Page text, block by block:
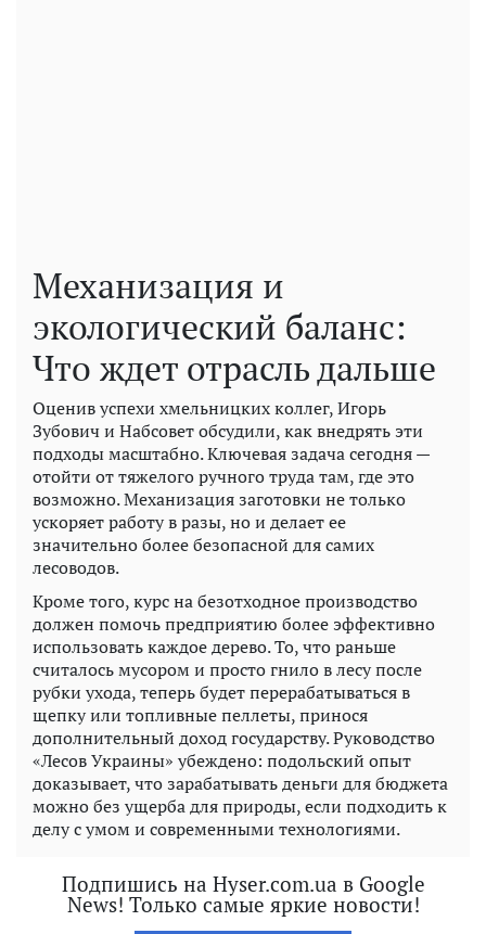
Механизация и
экологический баланс:
Что ждет отрасль дальше
Оценив успехи хмельницких коллег, Игорь
Зубович и Набсовет обсудили, как внедрять эти
подходы масштабно. Ключевая задача сегодня —
отойти от тяжелого ручного труда там, где это
возможно. Механизация заготовки не только
ускоряет работу в разы, но и делает ее
значительно более безопасной для самих
лесоводов.
Кроме того, курс на безотходное производство
должен помочь предприятию более эффективно
использовать каждое дерево. То, что раньше
считалось мусором и просто гнило в лесу после
рубки ухода, теперь будет перерабатываться в
щепку или топливные пеллеты, принося
дополнительный доход государству. Руководство
«Лесов Украины» убеждено: подольский опыт
доказывает, что зарабатывать деньги для бюджета
можно без ущерба для природы, если подходить к
делу с умом и современными технологиями.
Подпишись на Hyser.com.ua в Google
News! Только самые яркие новости!